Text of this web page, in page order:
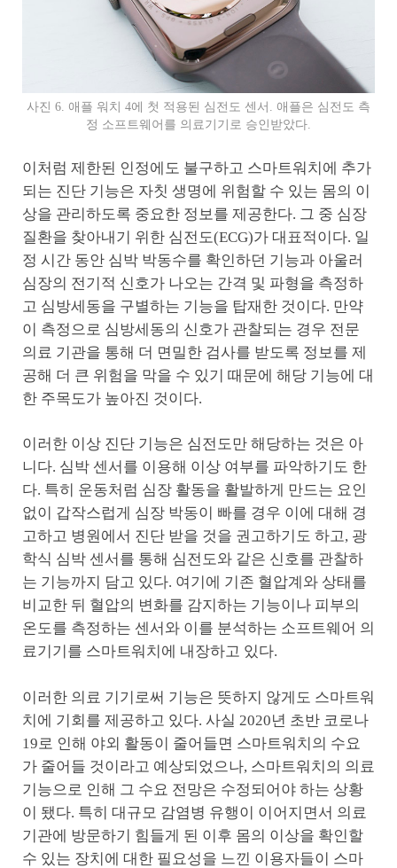
사진 6. 애플 워치 4에 첫 적용된 심전도 센서. 애플은 심전도 측
정 소프트웨어를 의료기기로 승인받았다.
이처럼 제한된 인정에도 불구하고 스마트워치에 추가
되는 진단 기능은 자칫 생명에 위험할 수 있는 몸의 이
상을 관리하도록 중요한 정보를 제공한다. 그 중 심장
질환을 찾아내기 위한 심전도(ECG)가 대표적이다. 일
정 시간 동안 심박 박동수를 확인하던 기능과 아울러
심장의 전기적 신호가 나오는 간격 및 파형을 측정하
고 심방세동을 구별하는 기능을 탑재한 것이다. 만약
이 측정으로 심방세동의 신호가 관찰되는 경우 전문
의료 기관을 통해 더 면밀한 검사를 받도록 정보를 제
공해 더 큰 위험을 막을 수 있기 때문에 해당 기능에 대
한 주목도가 높아진 것이다.
이러한 이상 진단 기능은 심전도만 해당하는 것은 아
니다. 심박 센서를 이용해 이상 여부를 파악하기도 한
다. 특히 운동처럼 심장 활동을 활발하게 만드는 요인
없이 갑작스럽게 심장 박동이 빠를 경우 이에 대해 경
고하고 병원에서 진단 받을 것을 권고하기도 하고, 광
학식 심박 센서를 통해 심전도와 같은 신호를 관찰하
는 기능까지 담고 있다. 여기에 기존 혈압계와 상태를
비교한 뒤 혈압의 변화를 감지하는 기능이나 피부의
온도를 측정하는 센서와 이를 분석하는 소프트웨어 의
료기기를 스마트워치에 내장하고 있다.
이러한 의료 기기로써 기능은 뜻하지 않게도 스마트워
치에 기회를 제공하고 있다. 사실 2020년 초반 코로나
19로 인해 야외 활동이 줄어들면 스마트워치의 수요
가 줄어들 것이라고 예상되었으나, 스마트워치의 의료
기능으로 인해 그 수요 전망은 수정되어야 하는 상황
이 됐다. 특히 대규모 감염병 유행이 이어지면서 의료
기관에 방문하기 힘들게 된 이후 몸의 이상을 확인할
수 있는 장치에 대한 필요성을 느낀 이용자들이 스마